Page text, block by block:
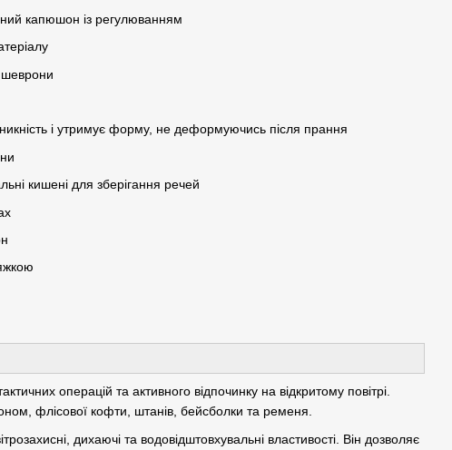
капюшон із регулюванням
шеврони
і утримує форму, не деформуючись після прання
кишені для зберігання речей
операцій та активного відпочинку на відкритому повітрі.
флісової кофти, штанів, бейсболки та ременя.
дихаючі та водовідштовхувальні властивості. Він дозволяє